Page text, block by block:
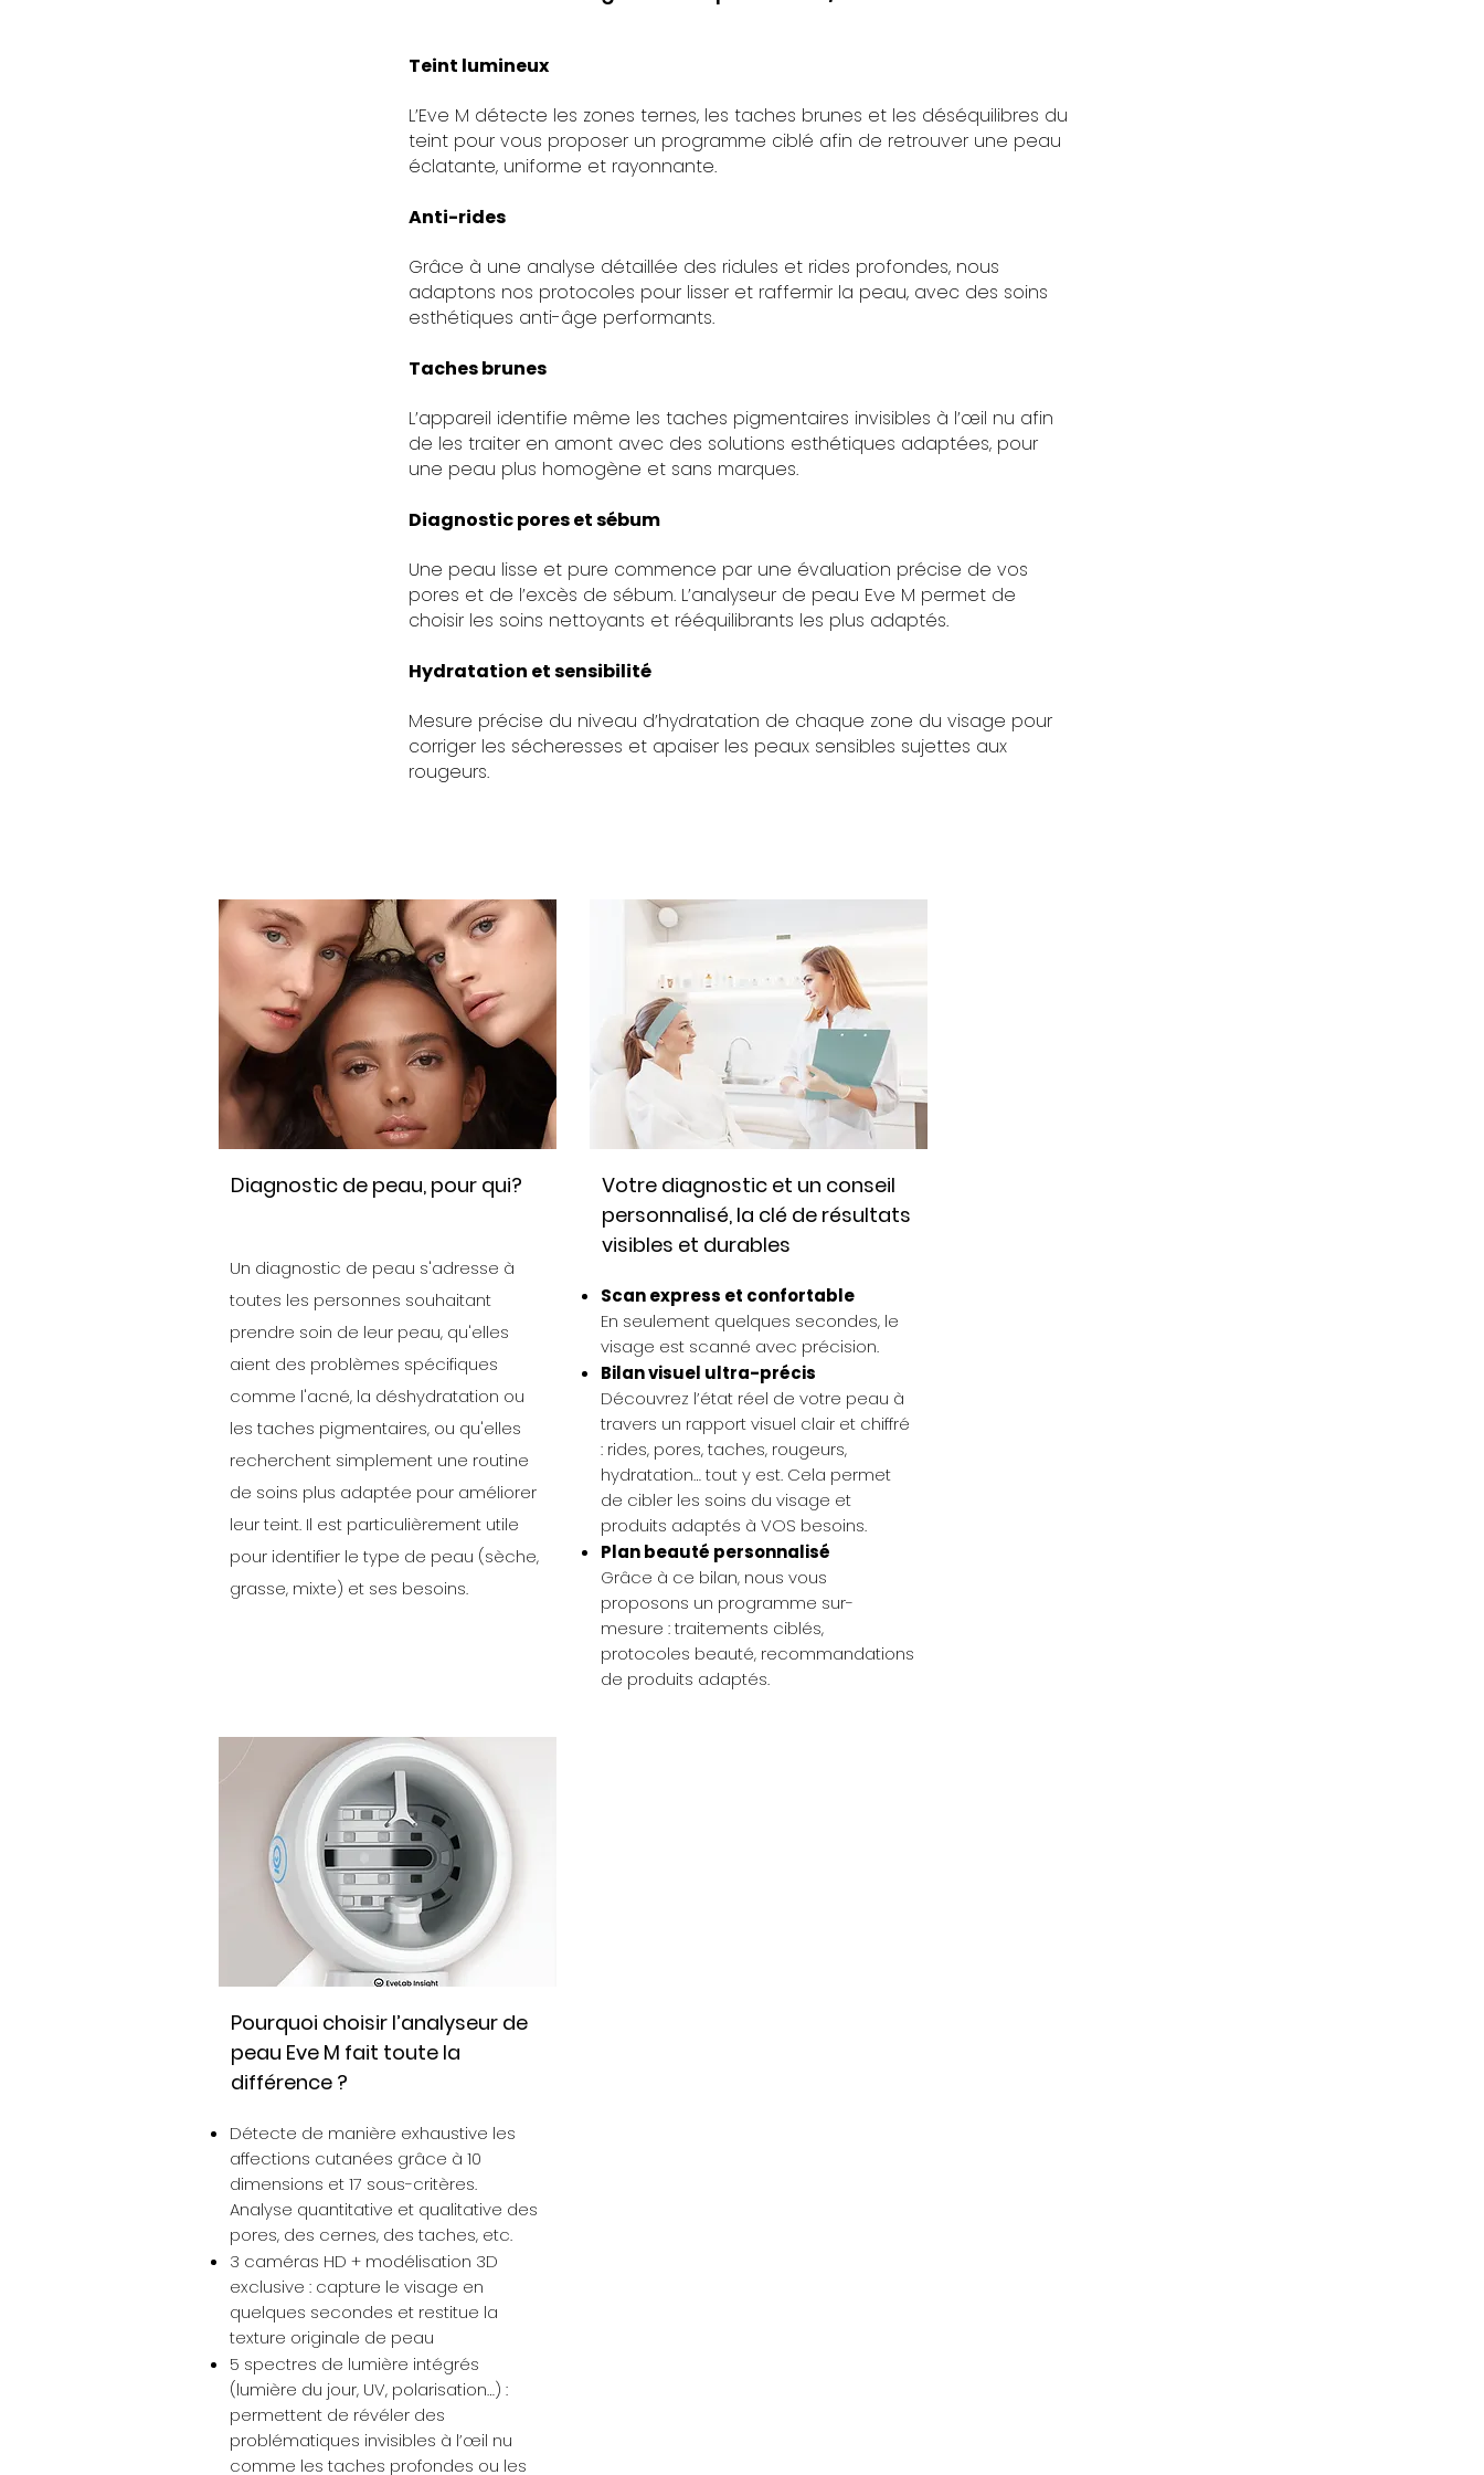
Teint lumineux
L’Eve M détecte les zones ternes, les taches brunes et les déséquilibres du
teint pour vous proposer un programme ciblé afin de retrouver une peau
éclatante, uniforme et rayonnante.
Anti-rides
Grâce à une analyse détaillée des ridules et rides profondes, nous
adaptons nos protocoles pour lisser et raffermir la peau, avec des soins
esthétiques anti-âge performants.
Taches brunes
L’appareil identifie même les taches pigmentaires invisibles à l’œil nu afin
de les traiter en amont avec des solutions esthétiques adaptées, pour
une peau plus homogène et sans marques.
Diagnostic pores et sébum
Une peau lisse et pure commence par une évaluation précise de vos
pores et de l’excès de sébum. L’analyseur de peau Eve M permet de
choisir les soins nettoyants et rééquilibrants les plus adaptés.
Hydratation et sensibilité
Mesure précise du niveau d’hydratation de chaque zone du visage pour
corriger les sécheresses et apaiser les peaux sensibles sujettes aux
rougeurs.
Diagnostic de peau, pour qui?
Un diagnostic de peau s'adresse à
toutes les personnes souhaitant
prendre soin de leur peau, qu'elles
aient des problèmes spécifiques
comme l'acné, la déshydratation ou
les taches pigmentaires, ou qu'elles
recherchent simplement une routine
de soins plus adaptée pour améliorer
leur teint. Il est particulièrement utile
pour identifier le type de peau (sèche,
grasse, mixte) et ses besoins.
Votre diagnostic et un conseil
personnalisé, la clé de résultats
visibles et durables
Scan express et confortable
En seulement quelques secondes, le
visage est scanné avec précision.
Bilan visuel ultra-précis
Découvrez l’état réel de votre peau à
travers un rapport visuel clair et chiffré
: rides, pores, taches, rougeurs,
hydratation… tout y est. Cela permet
de cibler les soins du visage et
produits adaptés à VOS besoins.
Plan beauté personnalisé
Grâce à ce bilan, nous vous
proposons un programme sur-
mesure : traitements ciblés,
protocoles beauté, recommandations
de produits adaptés.
Pourquoi choisir l’analyseur de
peau Eve M fait toute la
différence ?
Détecte de manière exhaustive les
affections cutanées grâce à 10
dimensions et 17 sous-critères.
Analyse quantitative et qualitative des
pores, des cernes, des taches, etc.
3 caméras HD + modélisation 3D
exclusive : capture le visage en
quelques secondes et restitue la
texture originale de peau
5 spectres de lumière intégrés
(lumière du jour, UV, polarisation…) :
permettent de révéler des
problématiques invisibles à l’œil nu
comme les taches profondes ou les